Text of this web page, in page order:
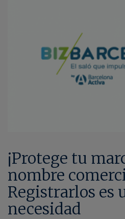
¡Protege tu
nombre
Registrarlos es
necesidad